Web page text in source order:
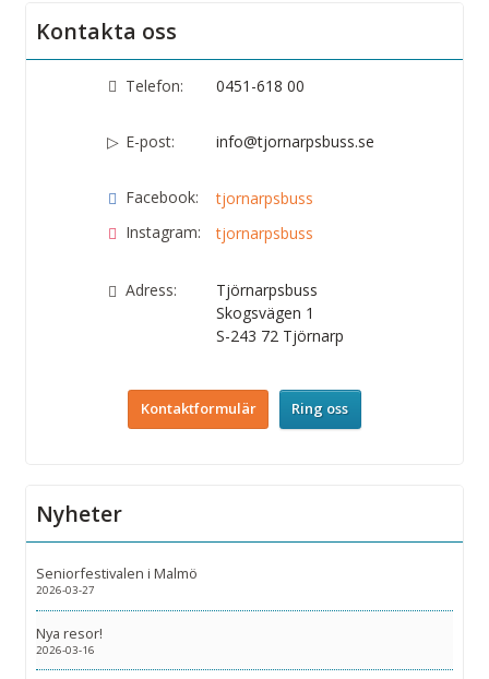
Kontakta oss
Telefon: 0451-618 00
E-post: info@tjornarpsbuss.se
Facebook:
tjornarpsbuss
Instagram:
tjornarpsbuss
Adress:
Tjörnarpsbuss
Skogsvägen 1
S-243 72 Tjörnarp
Kontaktformulär Ring oss
Nyheter
Seniorfestivalen i Malmö
2026-03-27
Nya resor!
2026-03-16